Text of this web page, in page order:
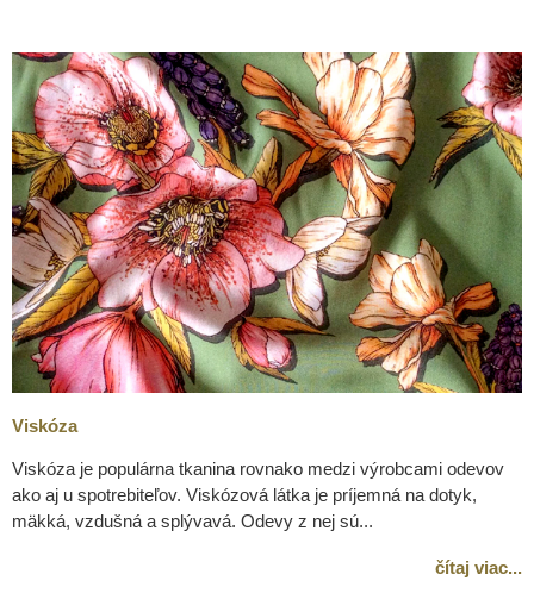
Viskóza
Viskóza je populárna tkanina rovnako medzi výrobcami odevov
ako aj u spotrebiteľov. Viskózová látka je príjemná na dotyk,
mäkká, vzdušná a splývavá. Odevy z nej sú...
čítaj viac...